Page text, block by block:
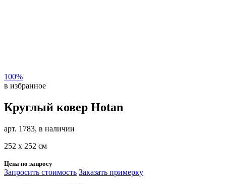
100%
в избранное
Круглый ковер Hotan
арт. 1783, в наличии
252 х 252 см
Цена по запросу
Запросить стоимость Заказать примерку